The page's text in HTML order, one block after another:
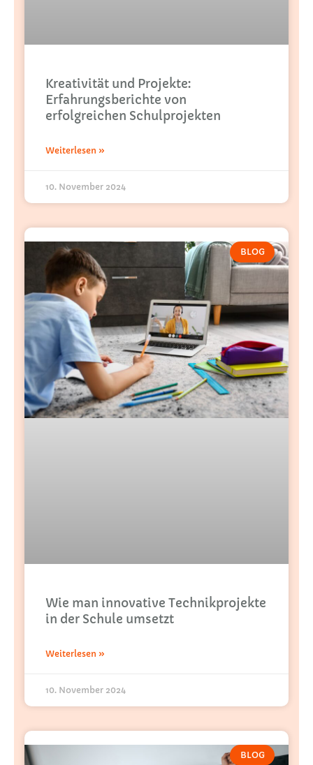
Kreativität und Projekte:
Erfahrungsberichte von
erfolgreichen Schulprojekten
Weiterlesen »
10. November 2024
BLOG
Wie man innovative Technikprojekte
in der Schule umsetzt
Weiterlesen »
10. November 2024
BLOG